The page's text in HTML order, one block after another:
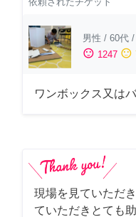
男性 / 60代 /
sentiment_satisfied 1247 sentiment_neutral
ワンボックス又は
現場を見ていただ
ていただきとても